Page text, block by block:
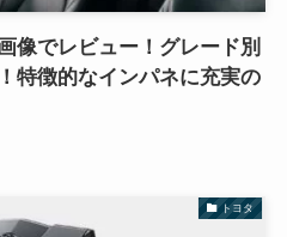
像でレビュー！グレード別
特徴的なインパネに充実の
トヨタ